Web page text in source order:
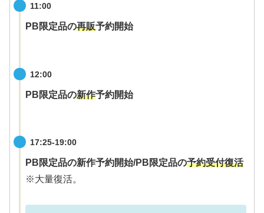
11:00
PB限定品の再販予約開始
12:00
PB限定品の新作予約開始
17:25-19:00
PB限定品の新作予約開始/PB限定品の予約受付復活
※大量復活。